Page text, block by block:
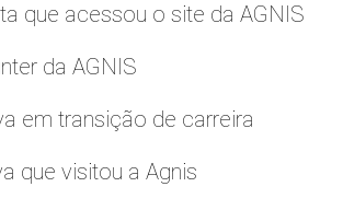
que acessou o site da AGNIS
da AGNIS
em transição de carreira
que visitou a Agnis